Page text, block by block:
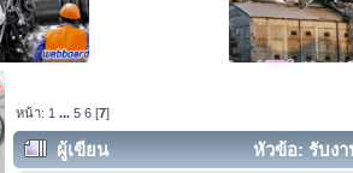
หน้า: 1 ...5 6 [7]
ผู้เขียน
หัวข้อ: รับงา